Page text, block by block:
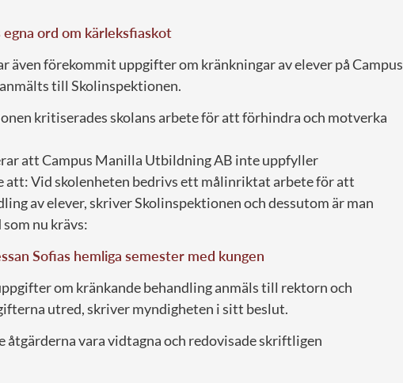
ord om kärleksfiaskot
även förekommit uppgifter om kränkningar av elever på Campus
till Skolinspektionen.
kritiserades skolans arbete för att förhindra och motverka
att Campus Manilla Utbildning AB inte uppfyller
att: Vid skolenheten bedrivs ett målinriktat arbete för att
av elever, skriver Skolinspektionen och dessutom är man
nu krävs:
Sofias hemliga semester med kungen
om kränkande behandling anmäls till rektorn och
utred, skriver myndigheten i sitt beslut.
åtgärderna vara vidtagna och redovisade skriftligen